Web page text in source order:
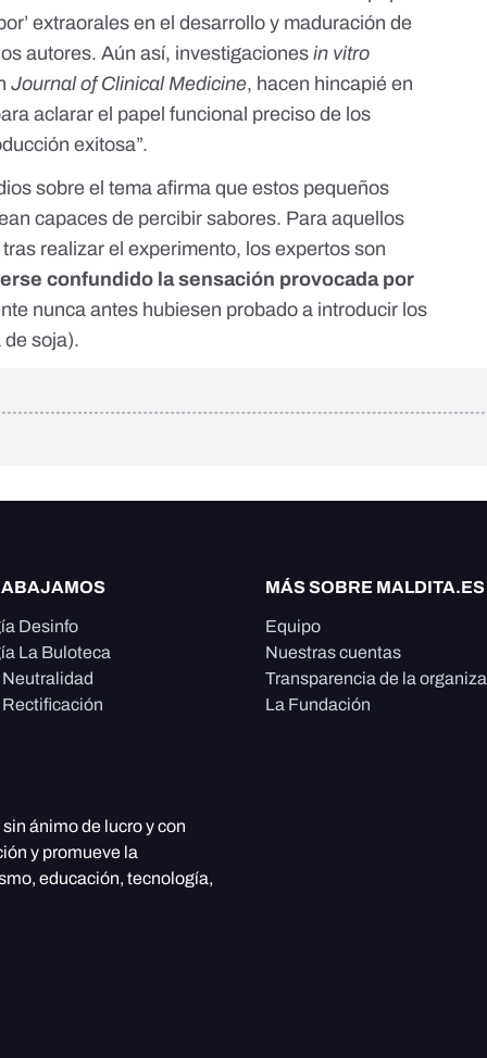
extraorales en el desarrollo y maduración de
autores. Aún así, investigaciones in vitro
Journal of Clinical Medicine, hacen hincapié en
aclarar el papel funcional preciso de los
exitosa”.
sobre el tema afirma que estos pequeños
capaces de percibir sabores. Para aquellos
realizar el experimento, los expertos son
confundido la sensación provocada por
nunca antes hubiesen probado a introducir los
de soja).
Desinfo
La Buloteca
MÁS SOBRE MALDITA.ES
Equipo
Nuestras cuentas
Transparencia de la
La Fundación
sin ánimo de lucro y con
y promueve la
educación, tecnología,